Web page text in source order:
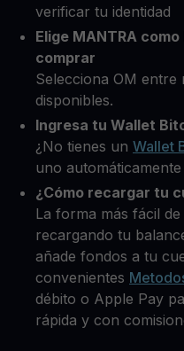
verificar tu identidad
Elige MANTRA
comprar
Selecciona OM entre
disponibles.
Ingresa tu Wallet
¿No tienes un Wallet
uno
¿Cómo recargar tu
La forma más fácil
recargando tu
añade fondos a tu
convenientes
débito o Apple Pay
rápida y con